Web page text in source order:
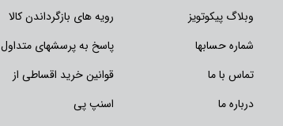
وبلاگ پیکوتویز
شماره حسابها
تماس با ما
درباره ما
رویه های بازگرداندن کالا
پاسخ به پرسشهای متداول
قوانین خرید اقساطی از
اسنپ پی